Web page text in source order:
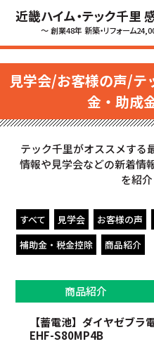
近畿ハイム・テック千里
～ 創業48年 新築・リフォーム
見学会/お客様の声/テ
金・助成
テック千里がオススメする
情報や見学会などの新着情
を紹介
すべて 見学会 お客様の声
補助金・税金控除
商品紹介
商品紹介
【蓄電池】ダイヤゼブラ
EHF-S80MP4B